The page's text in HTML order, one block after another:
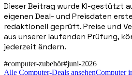
Dieser Beitrag wurde KI-gestützt
eigenen Deal- und Preisdaten
redaktionell geprüft. Preise und
aus unserer laufenden Prüfung,
jederzeit ändern.
#computer-zubehör#juni-2026
Alle Computer-Deals ansehenComputer